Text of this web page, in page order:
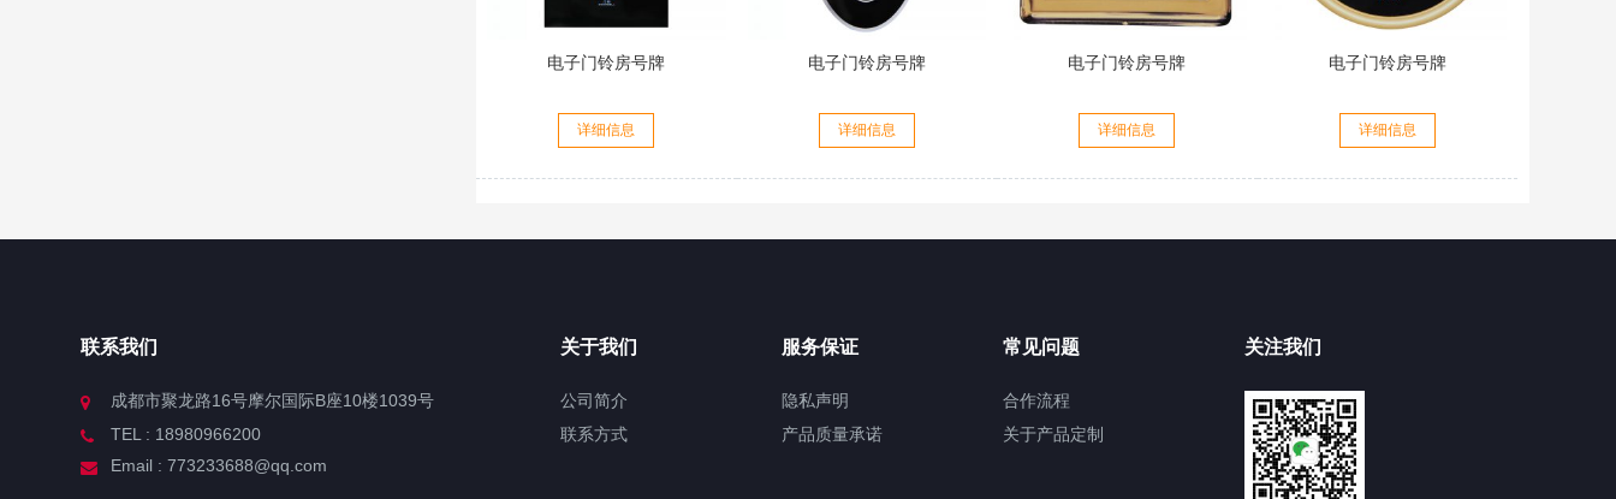
电子门铃房号牌
详细信息
电子门铃房号牌
详细信息
电子门铃房号牌
详细信息
电子门铃房号牌
详细信息
联系我们
成都市聚龙路16号摩尔国际B座10楼1039号
TEL : 18980966200
Email : 773233688@qq.com
关于我们
公司简介
联系方式
服务保证
隐私声明
产品质量承诺
常见问题
合作流程
关于产品定制
关注我们